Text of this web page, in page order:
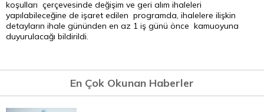
koşulları çerçevesinde değişim ve geri alım ihaleleri
yapılabileceğine de işaret edilen programda, ihalelere ilişkin
detayların ihale gününden en az 1 iş günü önce kamuoyuna
duyurulacağı bildirildi.
En Çok Okunan Haberler